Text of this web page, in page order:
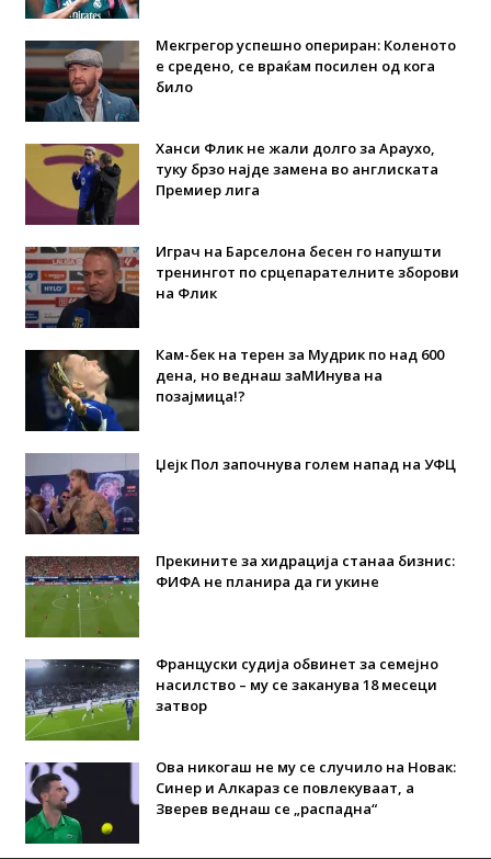
Мекгрегор успешно опериран: Коленото
е средено, се враќам посилен од кога
било
Ханси Флик не жали долго за Араухо,
туку брзо најде замена во англиската
Премиер лига
Играч на Барселона бесен го напушти
тренингот по срцепарателните зборови
на Флик
Кам-бек на терен за Мудрик по над 600
дена, но веднаш заМИнува на
позајмица!?
Џејк Пол започнува голем напад на УФЦ
Прекините за хидрација станаа бизнис:
ФИФА не планира да ги укине
Француски судија обвинет за семејно
насилство – му се заканува 18 месеци
затвор
Ова никогаш не му се случило на Новак:
Синер и Алкараз се повлекуваат, а
Зверев веднаш се „распадна“